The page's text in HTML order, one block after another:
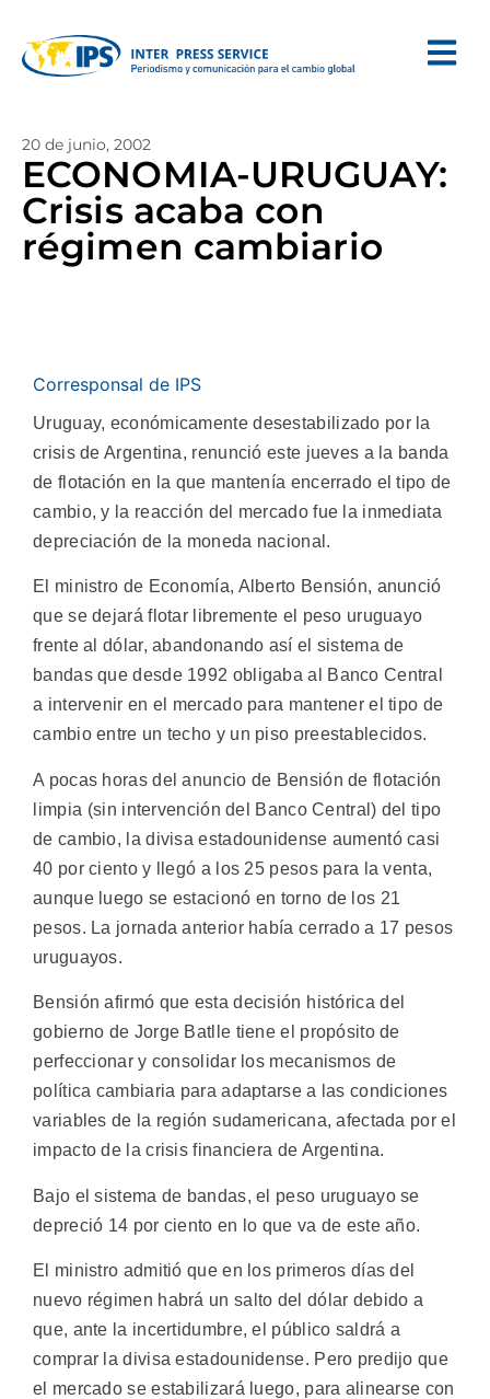
20 de junio, 2002
ECONOMIA-URUGUAY:
Crisis acaba con
régimen cambiario
Corresponsal de IPS
Uruguay, económicamente desestabilizado por la
crisis de Argentina, renunció este jueves a la banda
de flotación en la que mantenía encerrado el tipo de
cambio, y la reacción del mercado fue la inmediata
depreciación de la moneda nacional.
El ministro de Economía, Alberto Bensión, anunció
que se dejará flotar libremente el peso uruguayo
frente al dólar, abandonando así el sistema de
bandas que desde 1992 obligaba al Banco Central
a intervenir en el mercado para mantener el tipo de
cambio entre un techo y un piso preestablecidos.
A pocas horas del anuncio de Bensión de flotación
limpia (sin intervención del Banco Central) del tipo
de cambio, la divisa estadounidense aumentó casi
40 por ciento y llegó a los 25 pesos para la venta,
aunque luego se estacionó en torno de los 21
pesos. La jornada anterior había cerrado a 17 pesos
uruguayos.
Bensión afirmó que esta decisión histórica del
gobierno de Jorge Batlle tiene el propósito de
perfeccionar y consolidar los mecanismos de
política cambiaria para adaptarse a las condiciones
variables de la región sudamericana, afectada por el
impacto de la crisis financiera de Argentina.
Bajo el sistema de bandas, el peso uruguayo se
depreció 14 por ciento en lo que va de este año.
El ministro admitió que en los primeros días del
nuevo régimen habrá un salto del dólar debido a
que, ante la incertidumbre, el público saldrá a
comprar la divisa estadounidense. Pero predijo que
el mercado se estabilizará luego, para alinearse con